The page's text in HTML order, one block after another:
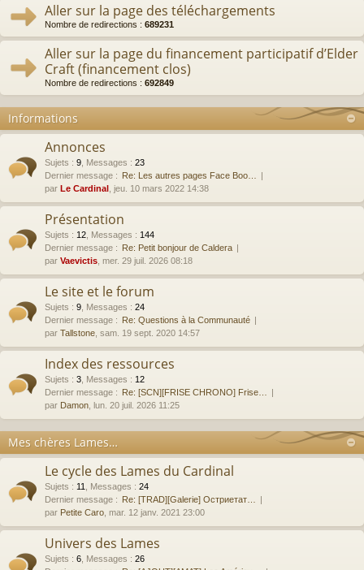
Aller sur la page des téléchargements
Nombre de redirections : 689231
Aller sur la page du financement participatif d’Elder
Craft (financement clos)
Nombre de redirections : 692849
Informations
Annonces
Sujets : 9 Messages : 23
Dernier message : Re: Les autres pages Face Boo…
par Le Cardinal , jeu. 10 mars 2022 14:38
Présentation
Sujets : 12 Messages : 144
Dernier message : Re: Petit bonjour de Caldera
par Vaevictis , mer. 29 juil. 2026 08:18
Le site et le forum
Sujets : 9 Messages : 24
Dernier message : Re: Questions à la Communauté
par Tallstone , sam. 19 sept. 2020 14:57
Index des ressources
Sujets : 3 Messages : 12
Dernier message : Re: [SCN][FRISE CHRONO] Frise…
par Damon , lun. 20 juil. 2026 11:25
Mes chères Lames…
Le cycle des Lames du Cardinal
Sujets : 11 Messages : 24
Dernier message : Re: [TRAD][Galerie] Остриетат…
par Petite Caro , mar. 12 janv. 2021 23:00
Univers des Lames
Sujets : 6 Messages : 26